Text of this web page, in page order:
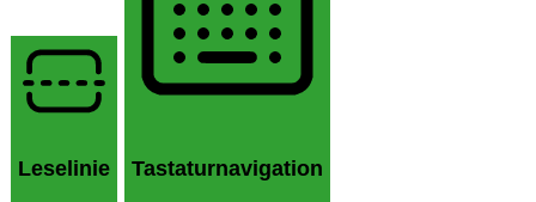
Leselinie Tastaturnavigation